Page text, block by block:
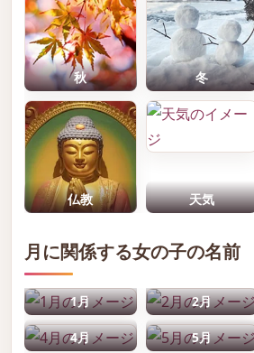
秋 冬
仏教 天気
月に関係する女の子の名前
1月 2月
4月 5月